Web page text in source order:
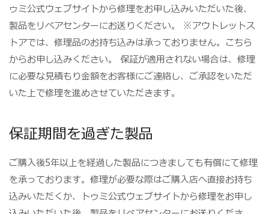
ゥミ公式ウェブサイトから修理をお申し込みいただいた後、
製品をリペアセンターにお送りください。 ※アウトレットス
トアでは、修理品のお持ち込みは承っておりません。こちら
からお申し込みください。 保証が適用されない場合は、修理
に必要な見積もり金額をお客様にご連絡し、ご承認をいただ
いた上で修理を進めさせていただきます。
保証期間を過ぎた製品
ご購入後5年以上を経過した製品につきましても有償にて修理
を承っております。修理が必要な際はご購入店へ直接お持ち
込みいただくか、トゥミ公式ウェブサイトから修理をお申し